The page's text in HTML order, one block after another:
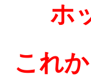
ホ
これ